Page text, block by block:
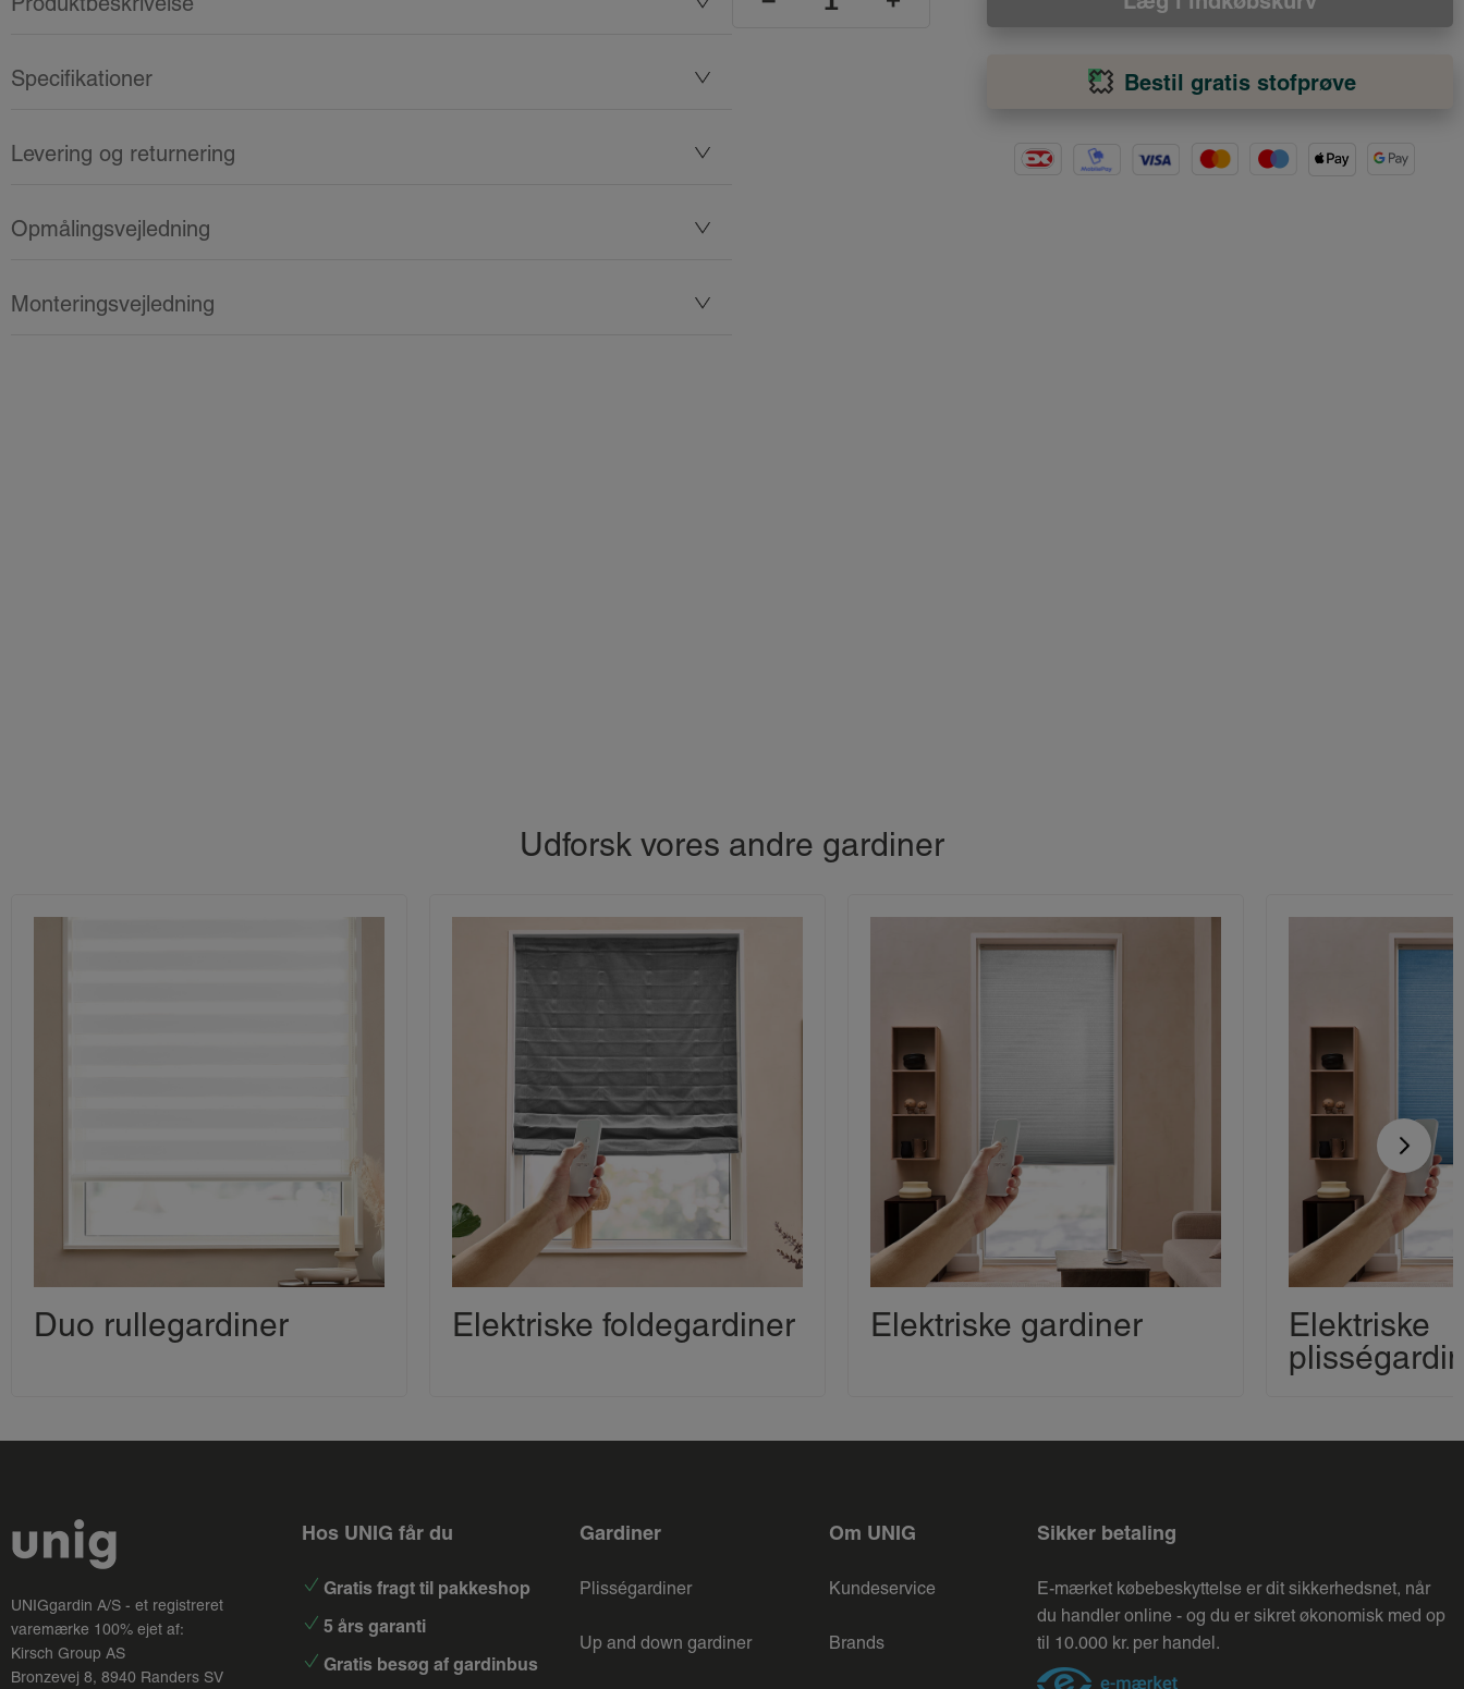
Specifikationer
Levering og returnering
Opmålingsvejledning
Monteringsvejledning
Bestil gratis stofprøve
Udforsk vores andre gardiner
Duo rullegardiner Elektriske foldegardiner Elektriske gardiner
Elektriske
UNIGgardin A/S - et registreret
varemærke 100% ejet af:
Kirsch Group AS
Bronzevej 8, 8940 Randers SV
Hos UNIG får du
Gratis fragt til pakkeshop
5 års garanti
Gratis besøg af gardinbus
Gardiner
Plisségardiner
Up and down gardiner
Om UNIG
Kundeservice
Brands
Sikker betaling
E-mærket købebeskyttelse er dit sikkerhedsnet, når
du handler online - og du er sikret økonomisk med op
til 10.000 kr. per handel.